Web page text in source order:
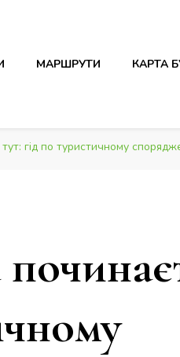
МАРШРУТИ КАРТА
гід по туристичному